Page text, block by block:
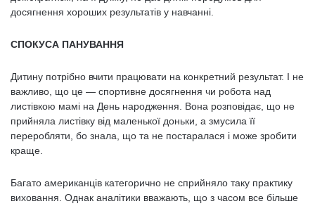
досягнення хороших результатів у навчанні.
СПОКУСА ПАНУВАННЯ
Дитину потрібно вчити працювати на конкретний результат. І не
важливо, що це — спортивне досягнення чи робота над
листівкою мамі на День народження. Вона розповідає, що не
прийняла листівку від маленької доньки, а змусила її
переробляти, бо знала, що та не постаралася і може зробити
краще.
Багато американців категорично не сприйняло таку практику
виховання. Однак аналітики вважають, що з часом все більше